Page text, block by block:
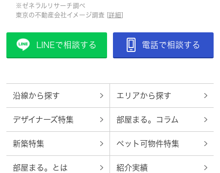
※ゼネラルリサーチ調べ
東京の不動産会社イメージ調査 [詳細]
LINEで相談する 電話で相談する
沿線から探す エリアから探す
デザイナーズ特集 部屋まる。コラム
新築特集 ペット可物件特集
部屋まる。とは 紹介実績